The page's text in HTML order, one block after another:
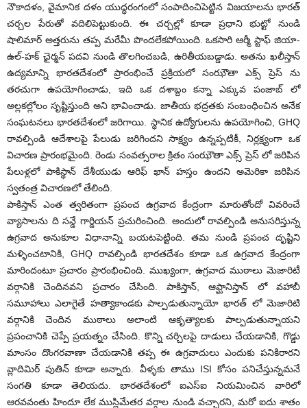
నౌకాదళం, వైమానిక దళం యుద్ధరంగంలో సంపాదించిపెట్టిన విజయాలను భారత్
చర్చల పేరుతో వదిలిపెట్టుకుంది. ఈ చర్చల్లో కూడా ప్రధాని భుట్టో నుండి
షాలిమార్ అత్తరును తప్ప మరేమీ పొందలేకపోయింది. ఒకసారి ఆర్మీ స్టాఫ్ జియా-
ఉల్-హక్ ఛైర్మన్ పదవి నుండి తొలగించబడి, ఉరితీయబడ్డాడు. అతను ఖలీస్తాన్
ఉద్యమాన్ని భారతదేశంలో ప్రారంభించే ప్రక్రియలో సంఝౌతా ఎక్స్ ప్రెస్ ను
తరచుగా ఉపయోగించాడు, ఇది ఒక దశాబ్దం కన్నా ఎక్కువ పంజాబ్ లో
అల్లకల్లోలం సృష్టిస్తుంది అని భావించాడు. జాతీయ భద్రతకు సంబంధించిన అనేక
సంఘటనలు భారతదేశంలో జరిగాయి. స్థానిక ఉద్యోగులను ఉపయోగించి, GHQ
రావల్పిండి ఆదేశాలపై పేలుడు జరిగిందని సాక్ష్యం ఉన్నప్పటికీ, నిర్లక్ష్యంగా ఒక
విచారణ ప్రారంభమైంది. రెండు సంవత్సరాల క్రితం సంఝౌతా ఎక్స్ ప్రెస్ లో జరిపిన
పేలుళ్లలో పాకిస్థాన్ దేశీయుడు ఆరిఫ్ ఖాన్ హస్తం ఉందని అమెరికా జరిపిన
స్వతంత్ర విచారణలో తేలింది.
పాకిస్తాన్ ఎంత త్వరితంగా ప్రపంచ ఉగ్రవాద కేంద్రంగా మారుతోందో వివరించే
వ్యాసాలను ది సన్డే గార్డియన్ ప్రచురించింది. అందులో రావల్పిండి అనుసరిస్తున్న
ఉగ్రవాద అనుకూల విధానాన్ని బయటపెట్టింది. తమ నుండి ప్రపంచ దృష్టిని
మళ్ళించటానికి, GHQ రావల్పిండి భారతదేశం కూడా ఒక ఉగ్రవాద కేంద్రంగా
మారిందంటూ ప్రచారం ప్రారంభించింది. ముఖ్యంగా, ఉగ్రవాద ముఠాలు మెజారిటీ
వర్గానికి చెందినవని ప్రచారం చేసింది. పాకిస్తాన్, ఆఫ్ఘానిస్తాన్ లో వహాబీ
సమూహాలు ఎలాగైతే హత్యాకాండకు పాల్పడుతున్నాయో భారత్ లో మెజారిటి
వర్గానికి చెందిన ముఠాలు అలాంటి ఆకృత్యాలకు పాల్పడుతున్నాయని
ప్రపంచానికి చెప్పే ప్రయత్నం చేసింది. కొన్ని చర్చిలపై దాడులు చేయడానికి, గొడ్డు
మాంసం దొంగరవాణా చేయడానికి తప్ప ఈ ఉగ్రవాదులు ఎందుకు పనికిరారని
వ్లాదిమిర్ పుతిన్ కూడా అన్నారు. వీళ్ళకు తాము ISI కోసం పనిచేస్తున్నమనే
సంగతి కూడా తెలియదు. భారతదేశంలో ఐఎస్ఐ నియమించిన వారిలో
ఆరవవంతు హిందూ లేక ముస్లిమేతర వర్గాల నుండి వచ్చారని, మరో ఐదు శాతం